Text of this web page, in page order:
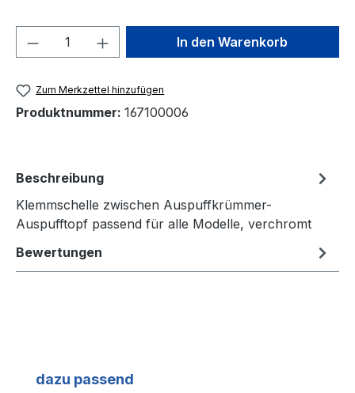
Produkt Anzahl: Gib denIn den Warenkorb
Zum Merkzettel hinzufügen
Produktnummer: 167100006
Beschreibung
Klemmschelle zwischen Auspuffkrümmer-
Auspufftopf passend für alle Modelle, verchromt
Bewertungen
Produktgalerie überspringen
dazu passend